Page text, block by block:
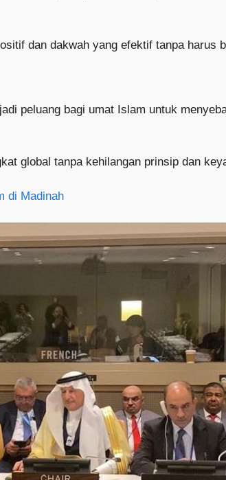
dan dakwah yang efektif tanpa harus
peluang bagi umat Islam untuk
global tanpa kehilangan prinsip dan
di Madinah